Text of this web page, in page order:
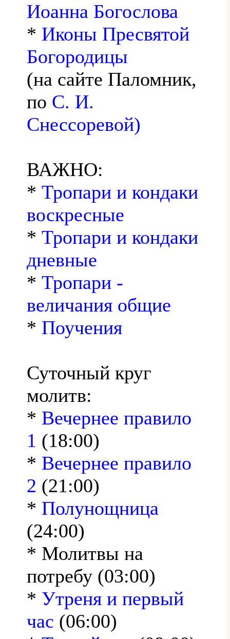
Иоанна Богослова
* Иконы Пресвятой
Богородицы
(на сайте Паломник,
по С. И.
Снессоревой)
ВАЖНО:
* Тропари и кондаки
воскресные
* Тропари и кондаки
дневные
* Тропари -
величания общие
* Поучения
Суточный круг
молитв:
* Вечернее правило
1 (18:00)
* Вечернее правило
2 (21:00)
* Полунощница
(24:00)
* Молитвы на
потребу (03:00)
* Утреня и первый
час (06:00)